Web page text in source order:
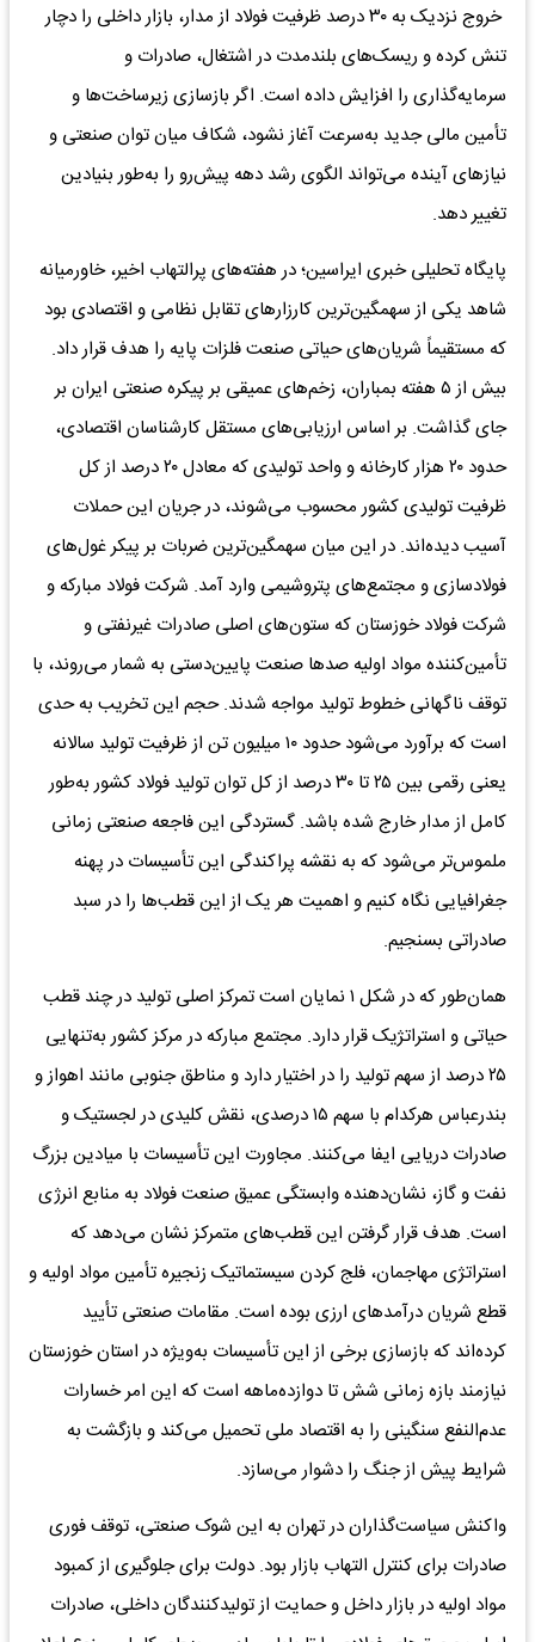
خروج نزدیک به ۳۰ درصد ظرفیت فولاد از مدار، بازار داخلی را دچار
تنش کرده و ریسک‌های بلندمدت در اشتغال، صادرات و
سرمایه‌گذاری را افزایش داده است. اگر بازسازی زیرساخت‌ها و
تأمین مالی جدید به‌سرعت آغاز نشود، شکاف میان توان صنعتی و
نیازهای آینده می‌تواند الگوی رشد دهه پیش‌رو را به‌طور بنیادین
تغییر دهد.
پایگاه تحلیلی خبری ایراسین؛ در هفته‌های پرالتهاب اخیر، خاورمیانه
شاهد یکی از سهمگین‌ترین کارزارهای تقابل نظامی و اقتصادی بود
که مستقیماً شریان‌های حیاتی صنعت فلزات پایه را هدف قرار داد.
بیش از ۵ هفته بمباران، زخم‌های عمیقی بر پیکره صنعتی ایران بر
جای گذاشت. بر اساس ارزیابی‌های مستقل کارشناسان اقتصادی،
حدود ۲۰ هزار کارخانه و واحد تولیدی که معادل ۲۰ درصد از کل
ظرفیت تولیدی کشور محسوب می‌شوند، در جریان این حملات
آسیب دیده‌اند. در این میان سهمگین‌ترین ضربات بر پیکر غول‌های
فولادسازی و مجتمع‌های پتروشیمی وارد آمد. شرکت فولاد مبارکه و
شرکت فولاد خوزستان که ستون‌های اصلی صادرات غیرنفتی و
تأمین‌کننده مواد اولیه صدها صنعت پایین‌دستی به شمار می‌روند، با
توقف ناگهانی خطوط تولید مواجه شدند. حجم این تخریب به حدی
است که برآورد می‌شود حدود ۱۰ میلیون تن از ظرفیت تولید سالانه
یعنی رقمی بین ۲۵ تا ۳۰ درصد از کل توان تولید فولاد کشور به‌طور
کامل از مدار خارج شده باشد. گستردگی این فاجعه صنعتی زمانی
ملموس‌تر می‌شود که به نقشه پراکندگی این تأسیسات در پهنه
جغرافیایی نگاه کنیم و اهمیت هر یک از این قطب‌ها را در سبد
صادراتی بسنجیم.
همان‌طور که در شکل ۱ نمایان است تمرکز اصلی تولید در چند قطب
حیاتی و استراتژیک قرار دارد. مجتمع مبارکه در مرکز کشور به‌تنهایی
۲۵ درصد از سهم تولید را در اختیار دارد و مناطق جنوبی مانند اهواز و
بندرعباس هرکدام با سهم ۱۵ درصدی، نقش کلیدی در لجستیک و
صادرات دریایی ایفا می‌کنند. مجاورت این تأسیسات با میادین بزرگ
نفت و گاز، نشان‌دهنده وابستگی عمیق صنعت فولاد به منابع انرژی
است. هدف قرار گرفتن این قطب‌های متمرکز نشان می‌دهد که
استراتژی مهاجمان، فلج کردن سیستماتیک زنجیره تأمین مواد اولیه و
قطع شریان درآمدهای ارزی بوده است. مقامات صنعتی تأیید
کرده‌اند که بازسازی برخی از این تأسیسات به‌ویژه در استان خوزستان
نیازمند بازه زمانی شش تا دوازده‌ماهه است که این امر خسارات
عدم‌النفع سنگینی را به اقتصاد ملی تحمیل می‌کند و بازگشت به
شرایط پیش از جنگ را دشوار می‌سازد.
واکنش سیاست‌گذاران در تهران به این شوک صنعتی، توقف فوری
صادرات برای کنترل التهاب بازار بود. دولت برای جلوگیری از کمبود
مواد اولیه در بازار داخل و حمایت از تولیدکنندگان داخلی، صادرات